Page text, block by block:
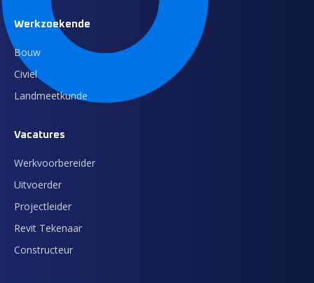
Werkzoekende
Bouw
Civiel
Landmeetkunde
Vacatures
Werkvoorbereider
Uitvoerder
Projectleider
Revit Tekenaar
Constructeur